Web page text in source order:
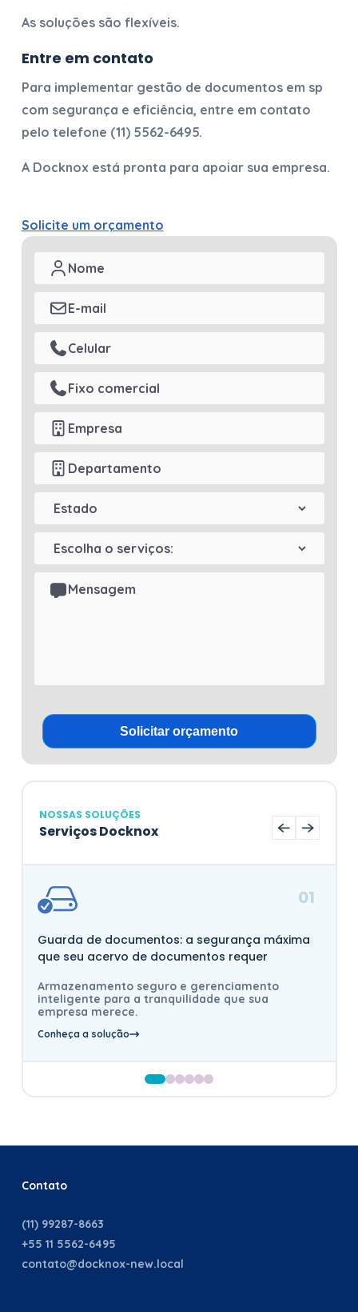
As soluções são flexíveis.
Entre em contato
Para implementar gestão de documentos em sp
com segurança e eficiência, entre em contato
pelo telefone (11) 5562-6495.
A Docknox está pronta para apoiar sua empresa.
Solicite um orçamento
NOSSAS SOLUÇÕES
Serviços Docknox
01
Guarda de documentos: a segurança máxima
que seu acervo de documentos requer
Armazenamento seguro e gerenciamento
inteligente para a tranquilidade que sua
empresa merece.
Conheça a solução
Contato
(11) 99287-8663
+55 11 5562-6495
contato@docknox-new.local